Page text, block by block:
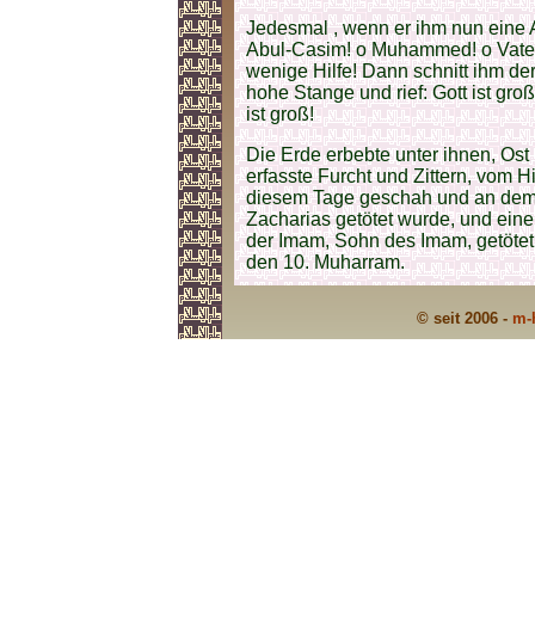
Jedesmal , wenn er ihm nun eine
Abul-Casim! o Muhammed! o
wenige Hilfe! Dann schnitt ihm
hohe Stange und rief: Gott ist
ist groß!
Die Erde erbebte unter ihnen,
erfasste Furcht und Zittern, vom
diesem Tage geschah und an
Zacharias getötet wurde, und
der Imam, Sohn des Imam,
den 10. Muharram.
© seit 2006 -